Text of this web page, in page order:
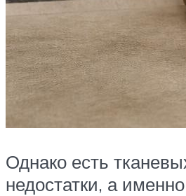
Однако есть
недостатки, а